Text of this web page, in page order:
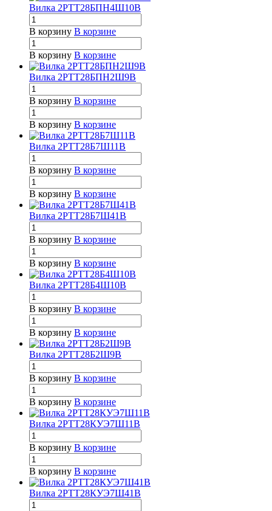
Вилка 2РТТ28БПН4Ш10В
В корзину В корзине
В корзину В корзине
Вилка 2РТТ28БПН2Ш9В
В корзину В корзине
В корзину В корзине
Вилка 2РТТ28Б7Ш11В
В корзину В корзине
В корзину В корзине
Вилка 2РТТ28Б7Ш41В
В корзину В корзине
В корзину В корзине
Вилка 2РТТ28Б4Ш10В
В корзину В корзине
В корзину В корзине
Вилка 2РТТ28Б2Ш9В
В корзину В корзине
В корзину В корзине
Вилка 2РТТ28КУЭ7Ш11В
В корзину В корзине
В корзину В корзине
Вилка 2РТТ28КУЭ7Ш41В